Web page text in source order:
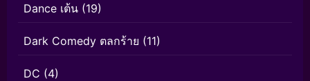
Dance เต้น (19)
Dark Comedy ตลกร้าย (11)
DC (4)